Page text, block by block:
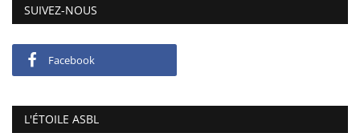
SUIVEZ-NOUS
Facebook
L'ÉTOILE ASBL